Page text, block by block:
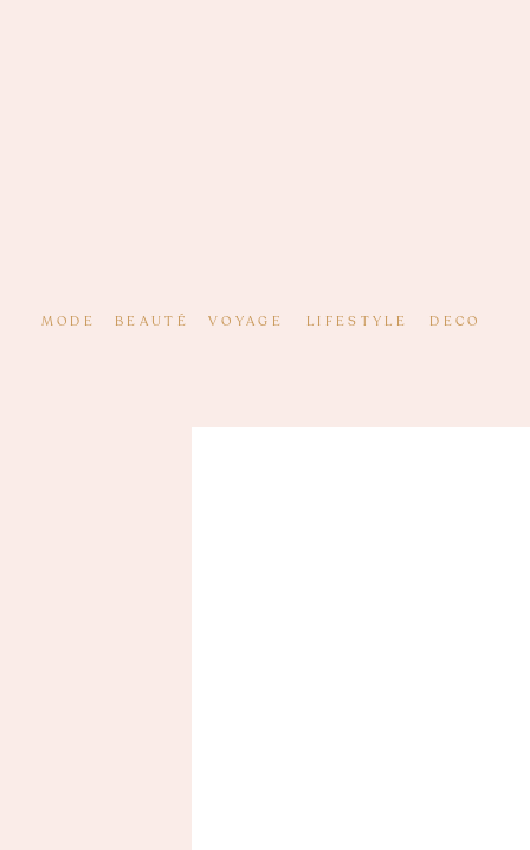
DECO
LIFESTYLE
VOYAGE
BEAUTÉ
MODE